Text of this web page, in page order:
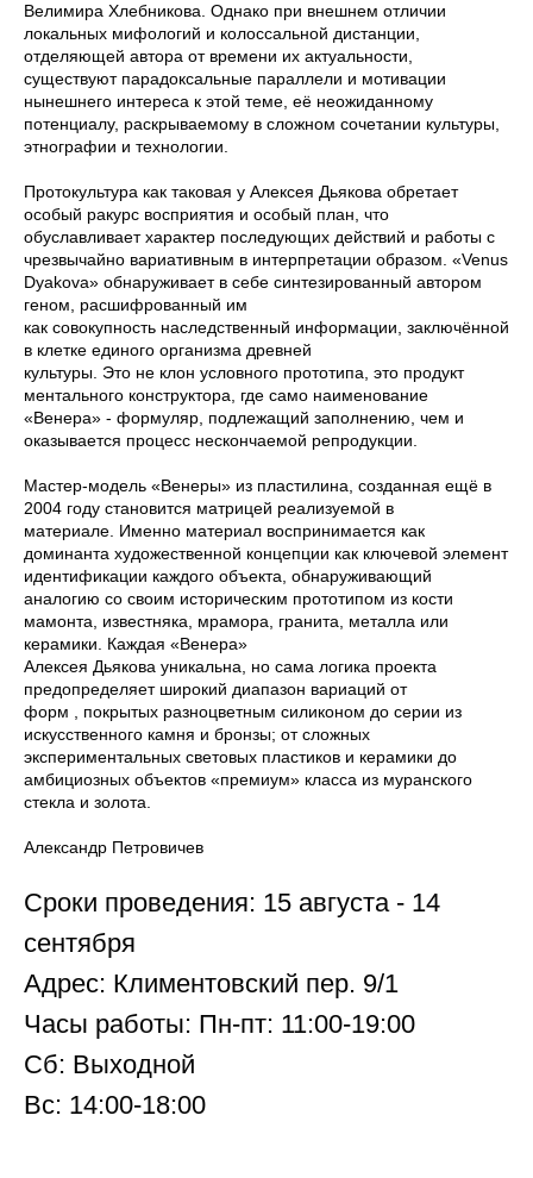
Велимира Хлебникова. Однако при внешнем отличии
локальных мифологий и колоссальной дистанции,
отделяющей автора от времени их актуальности,
существуют парадоксальные параллели и мотивации
нынешнего интереса к этой теме, её неожиданному
потенциалу, раскрываемому в сложном сочетании культуры,
этнографии и технологии.
Протокультура как таковая у Алексея Дьякова обретает
особый ракурс восприятия и особый план, что
обуславливает характер последующих действий и работы с
чрезвычайно вариативным в интерпретации образом. «Venus
Dyakovа» обнаруживает в себе синтезированный автором
геном, расшифрованный им
как совокупность наследственный информации, заключённой
в клетке единого организма древней
культуры. Это не клон условного прототипа, это продукт
ментального конструктора, где само наименование
«Венера» - формуляр, подлежащий заполнению, чем и
оказывается процесс нескончаемой репродукции.
Мастер-модель «Венеры» из пластилина, созданная ещё в
2004 году становится матрицей реализуемой в
материале. Именно материал воспринимается как
доминанта художественной концепции как ключевой элемент
идентификации каждого объекта, обнаруживающий
аналогию со своим историческим прототипом из кости
мамонта, известняка, мрамора, гранита, металла или
керамики. Каждая «Венера»
Алексея Дьякова уникальна, но сама логика проекта
предопределяет широкий диапазон вариаций от
форм , покрытых разноцветным силиконом до серии из
искусственного камня и бронзы; от сложных
экспериментальных световых пластиков и керамики до
амбициозных объектов «премиум» класса из муранского
стекла и золота.
Александр Петровичев
Сроки проведения: 15 августа - 14
сентября
Адрес: Климентовский пер. 9/1
Часы работы: Пн-пт: 11:00-19:00
Сб: Выходной
Вс: 14:00-18:00